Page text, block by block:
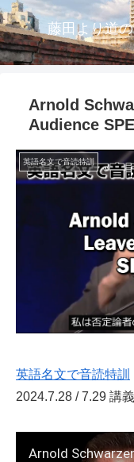
藤田より道
Arnold
Audience
英語名文で音読特訓
英語名文で音読特訓
2024.7.28 / 7.29 講義